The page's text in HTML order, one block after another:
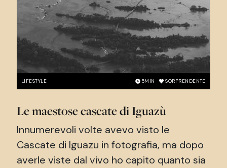
LIFESTYLE 5MIN SORPRENDENTE
Le maestose cascate di Iguazù
Innumerevoli volte avevo visto le
Cascate di Iguazu in fotografia, ma dopo
averle viste dal vivo ho capito quanto sia